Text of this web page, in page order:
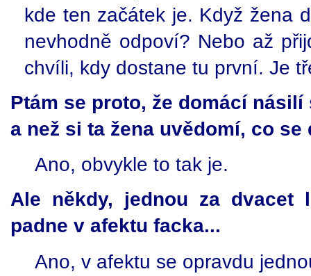
kde ten začátek je. Když žena
nevhodně odpoví? Nebo až
chvíli, kdy dostane tu první. Je
Ptám se proto, že domácí
a než si ta žena uvědomí, co se
Ano, obvykle to tak je.
Ale někdy, jednou za dvacet
padne v afektu facka...
Ano, v afektu se opravdu